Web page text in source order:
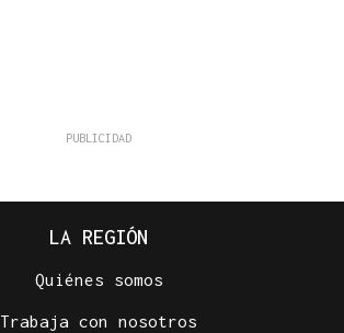
LA REGIÓN
Quiénes somos
Trabaja con nosotros